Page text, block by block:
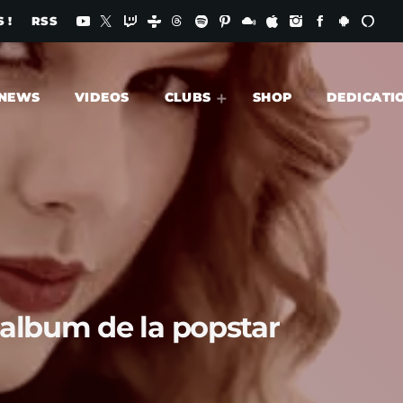
! RSS
VIDEOS CLUBS SHOP
de la popstar